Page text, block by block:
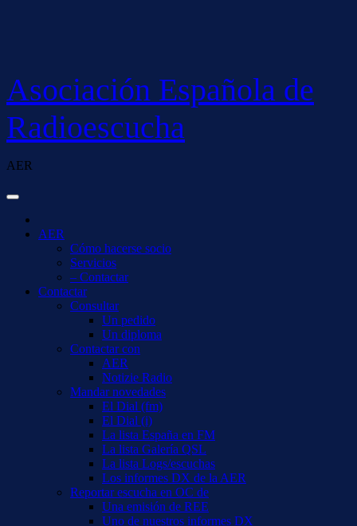
Asociación Española de
Radioescucha
AER
AER
Cómo hacerse socio
Servicios
– Contactar
Contactar
Consultar
Un pedido
Un diploma
Contactar con
AER
Notizie Radio
Mandar novedades
El Dial (fm)
El Dial (i)
La lista España en FM
La lista Galería QSL
La lista Logs/escuchas
Los informes DX de la AER
Reportar escucha en OC de
Una emisión de REE
Uno de nuestros informes DX